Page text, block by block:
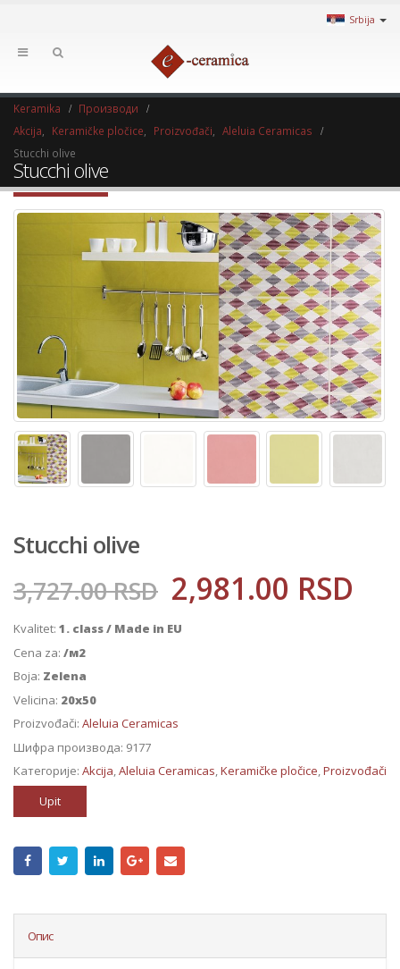
Srbija
Keramika
Производи
Akcija
Keramičke pločice Proizvođači
Aleluia Ceramicas
Stucchi olive
Stucchi olive
Stucchi olive
3,727.00RSD 2,981.00 RSD
Kvalitet: 1. class / Made in EU
Cena za: /м2
Boja: Zelena
Velicina: 20x50
Proizvođači: Aleluia Ceramicas
Шифра производа: 9177
Категорије: Akcija,Aleluia Ceramicas,Keramičke pločice,Proizvođači
Upit
Опис